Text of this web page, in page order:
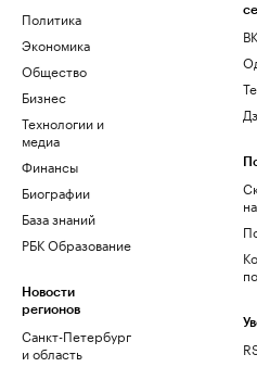
Политика
Экономика
Общество
Бизнес
Технологии и
медиа
Финансы
Биографии
База знаний
РБК Образование
Новости
регионов
Санкт-Петербург
и область